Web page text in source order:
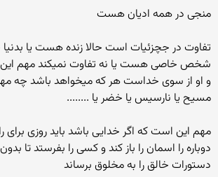
منجی در همه ادیان هست
تفاوت در جچزئیات است حالا زنده هست یا بدنیا
شخص خاصی هست یا نه تفاوت نمیکند مهم
و او از سوی خداست هر که میخواهد باشد چه
مسیح یا نارسیس یا خضر یا ........
مهم این است که اگر خدایی باشد باید روزی برای
دوباره را اسمان را باز کند و کسی را بفرستد تا
دستورات خالق را به مخلوق برساند